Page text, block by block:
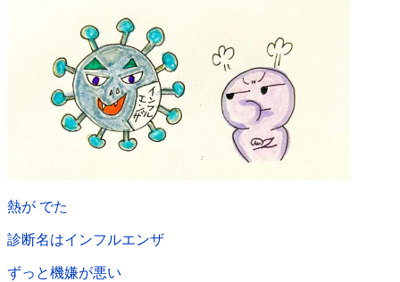
熱が でた
診断名はインフルエンザ
ずっと機嫌が悪い